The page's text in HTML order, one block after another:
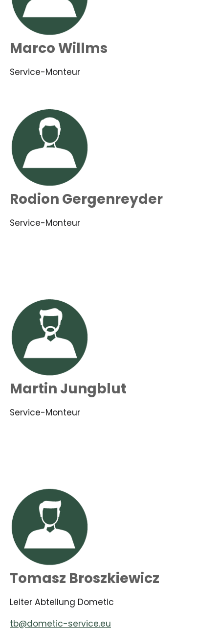
Marco Willms
Service-Monteur
Rodion Gergenreyder
Service-Monteur
Martin Jungblut
Service-Monteur
Tomasz Broszkiewicz
Leiter Abteilung Dometic
tb@dometic-service.eu